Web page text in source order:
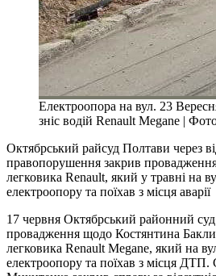
Електроопора на вул. 23
зніс водій Renault Megane |
Октябрський райсуд Полтави через
правопорушення закрив
легковика Renault, який у травні на
електроопору та поїхав з місця аварії
17 червня Октябрський районний суд
провадження щодо Костянтина
легковика Renault Megane, який на
електроопору та поїхав з місця ДТП.